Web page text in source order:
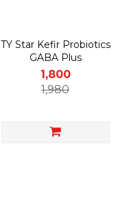
TY Star Kefir Probiotics
GABA Plus
1,800
1,980